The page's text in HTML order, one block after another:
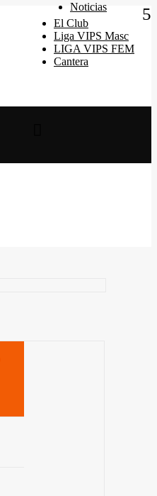
El Club
Liga VIPS Masc
LIGA VIPS FEM
Cantera
Noticias